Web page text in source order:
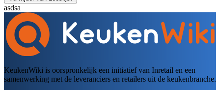
asdsa
KeukenWiki is oorspronkelijk een initiatief van Inretail en een
samenwerking met de leveranciers en retailers uit de keukenbranche.